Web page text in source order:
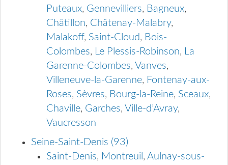
Puteaux, Gennevilliers, Bagneux,
Châtillon, Châtenay-Malabry,
Malakoff, Saint-Cloud, Bois-
Colombes, Le Plessis-Robinson, La
Garenne-Colombes, Vanves,
Villeneuve-la-Garenne, Fontenay-aux-
Roses, Sèvres, Bourg-la-Reine, Sceaux,
Chaville, Garches, Ville-d’Avray,
Vaucresson
Seine-Saint-Denis (93)
Saint-Denis, Montreuil , Aulnay-sous-